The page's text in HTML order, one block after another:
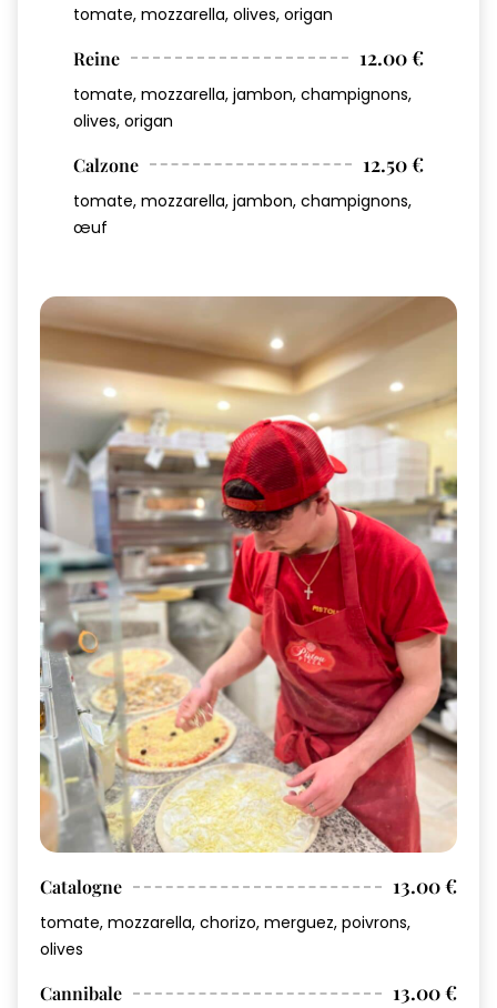
tomate, mozzarella, olives, origan
Reine 12.00 €
tomate, mozzarella, jambon, champignons,
olives, origan
Calzone 12.50 €
tomate, mozzarella, jambon, champignons,
œuf
Catalogne 13.00 €
tomate, mozzarella, chorizo, merguez, poivrons,
olives
Cannibale 13.00 €